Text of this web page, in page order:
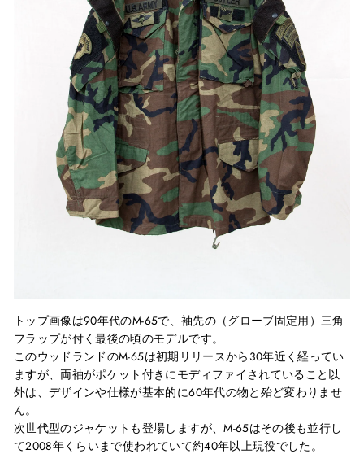
トップ画像は90年代のM-65で、袖先の（グローブ固定用）三角
フラップが付く最後の頃のモデルです。
このウッドランドのM-65は初期リリースから 30年近く経ってい
ますが、両袖がポケット付きにモディファイされていること以
外は、デザインや仕様が基本的に60年代の物と殆ど変わりませ
ん。
次世代型のジャケットも登場しますが、M-65はその後も並行し
て2008年くらいまで使われていて約40年以上現役でした。